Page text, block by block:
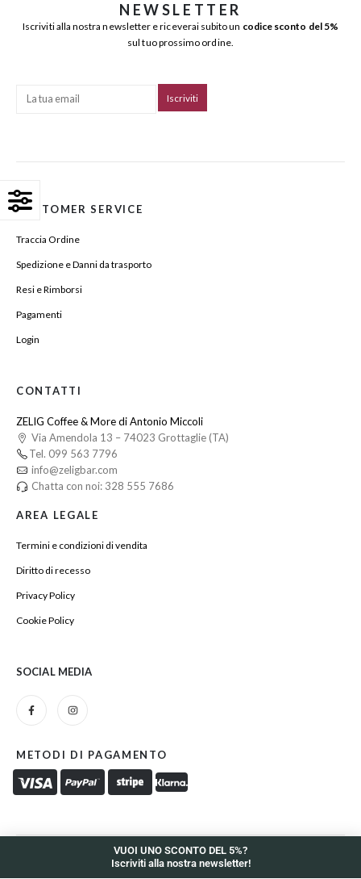
NEWSLETTER
Iscriviti alla nostra newsletter e riceverai subito un codice sconto del 5%
sul tuo prossimo ordine.
CUSTOMER SERVICE
Traccia Ordine
Spedizione e Danni da trasporto
Resi e Rimborsi
Pagamenti
Login
CONTATTI
ZELIG Coffee & More di Antonio Miccoli
Via Amendola 13 – 74023 Grottaglie (TA)
Tel. 099 563 7796
info@zeligbar.com
Chatta con noi: 328 555 7686
AREA LEGALE
Termini e condizioni di vendita
Diritto di recesso
Privacy Policy
Cookie Policy
SOCIAL MEDIA
METODI DI PAGAMENTO
VUOI UNO SCONTO DEL 5%?
Iscriviti alla nostra newsletter!